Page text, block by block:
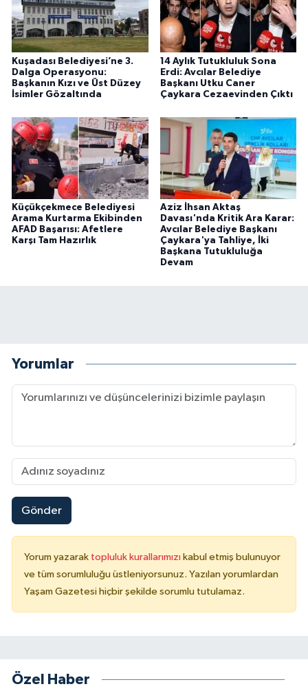
Kuşadası Belediyesi’ne 3.
Dalga Operasyonu:
Başkanın Kızı ve Üst Düzey
İsimler Gözaltında
14 Aylık Tutukluluk Sona
Erdi: Avcılar Belediye
Başkanı Utku Caner
Çaykara Cezaevinden Çıktı
Küçükçekmece Belediyesi
Arama Kurtarma Ekibinden
AFAD Başarısı: Afetlere
Karşı Tam Hazırlık
Aziz İhsan Aktaş
Davası'nda Kritik Ara Karar:
Avcılar Belediye Başkanı
Çaykara'ya Tahliye, İki
Başkana Tutukluluğa
Devam
Yorumlar
Gönder
Yorum yazarak topluluk kurallarımızı kabul etmiş bulunuyor
ve tüm sorumluluğu üstleniyorsunuz. Yazılan yorumlardan
Yaşam Gazetesi hiçbir şekilde sorumlu tutulamaz.
Özel Haber